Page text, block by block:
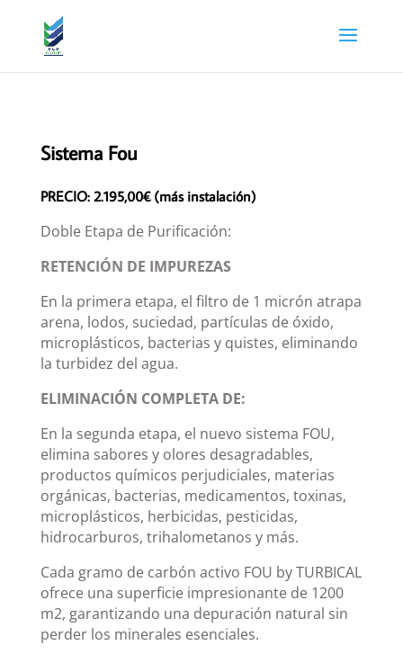
Sistema Fou
PRECIO: 2.195,00€ (más instalación)
Doble Etapa de Purificación:
RETENCIÓN DE IMPUREZAS
En la primera etapa, el filtro de 1 micrón atrapa
arena, lodos, suciedad, partículas de óxido,
microplásticos, bacterias y quistes, eliminando
la turbidez del agua.
ELIMINACIÓN COMPLETA DE:
En la segunda etapa, el nuevo sistema FOU,
elimina sabores y olores desagradables,
productos químicos perjudiciales, materias
orgánicas, bacterias, medicamentos, toxinas,
microplásticos, herbicidas, pesticidas,
hidrocarburos, trihalometanos y más.
Cada gramo de carbón activo FOU by TURBICAL
ofrece una superficie impresionante de 1200
m2, garantizando una depuración natural sin
perder los minerales esenciales.